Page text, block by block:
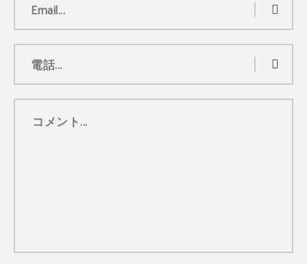
Email...
電話...
コメント...
をお楽しみください